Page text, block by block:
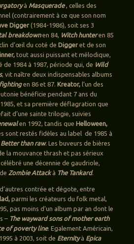
à Masquerade, celles des
(contrairement à ce que son nom
Digger(1984-1986), soit ses 3
breakdown en 84, Witch hunteren 85
d’œil du coté de Diggeret de son
tout aussi puissant et mélodique,
de 1984 à 1987, période qui, de Wild
, vit naître deux indispensables albums
en 86 et 87. Kreator,l’un des
bénéficie pendant 7 ans du
et sa première déflagration que
d’une sainte trilogie, suivies
en 1992, tandis que Helloween,
sont restés fidèles au label de 1985 à
Better than raw. Les buveurs de bières
la mouvance thrash et pas sérieux
une décennie de gaudriole,
Zombie Attackà The Tankard.
contrée et dégote, entre
parmi les créateurs du folk metal,
pas moins d’un album par an dont le
– The wayward sons of mother earth
of poverty line. Egalement Américain,
à 2003, soit de Eternityà Epica